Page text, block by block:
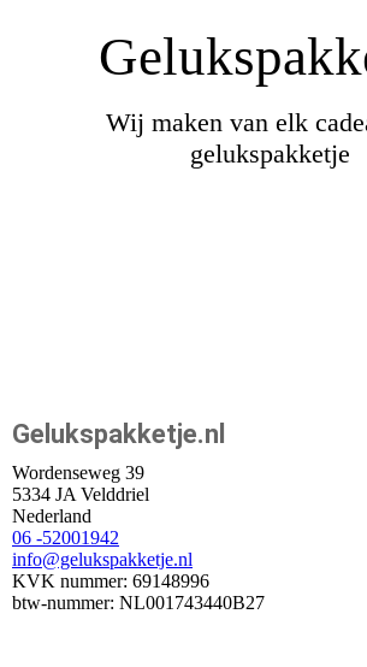
Wij maken van elk
gelukspakketje
Gelukspakketje.nl
Wordenseweg 39
5334 JA Velddriel
Nederland
06 -52001942
info@gelukspakketje.nl
KVK nummer: 69148996
btw-nummer: NL001743440B27